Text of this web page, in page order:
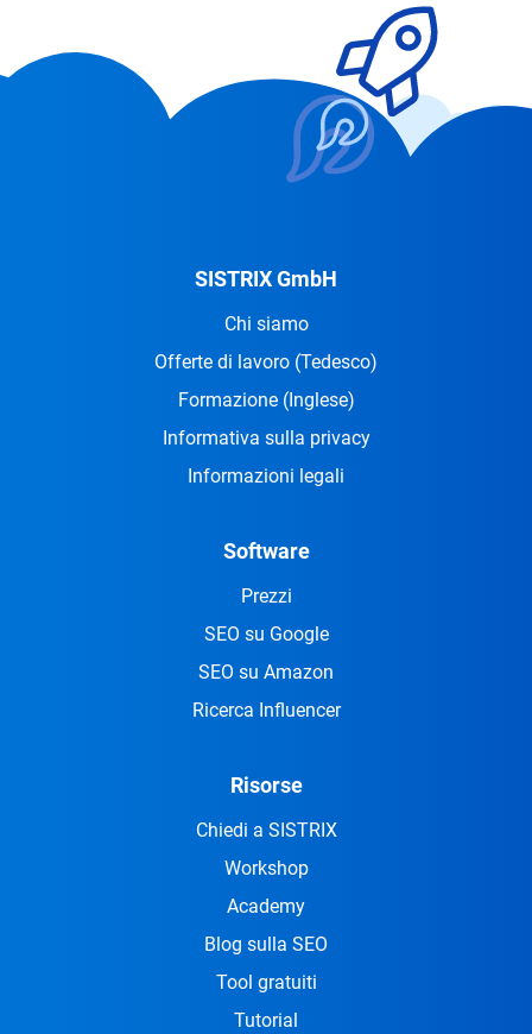
SISTRIX GmbH
Chi siamo
Offerte di lavoro (Tedesco)
Formazione (Inglese)
Informativa sulla privacy
Informazioni legali
Software
Prezzi
SEO su Google
SEO su Amazon
Ricerca Influencer
Risorse
Chiedi a SISTRIX
Workshop
Academy
Blog sulla SEO
Tool gratuiti
Tutorial